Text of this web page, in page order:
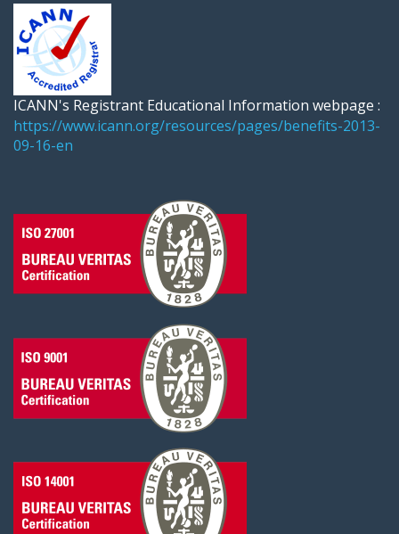
ICANN's Registrant Educational Information webpage :
https://www.icann.org/resources/pages/benefits-2013-
09-16-en